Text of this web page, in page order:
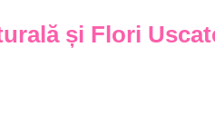
și Flori